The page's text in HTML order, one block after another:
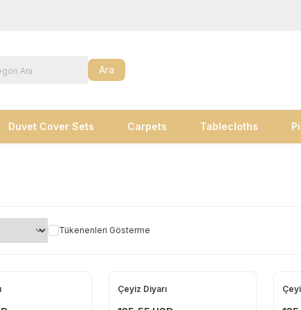
Ara
Duvet Cover Sets Carpets Tablecloths
Tükenenleri Gösterme
Yeni
Çeyiz Diyarı Yeni